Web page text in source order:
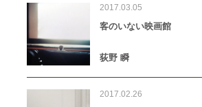
2017.03.05
客のいない映画館
荻野 瞬
2017.02.26